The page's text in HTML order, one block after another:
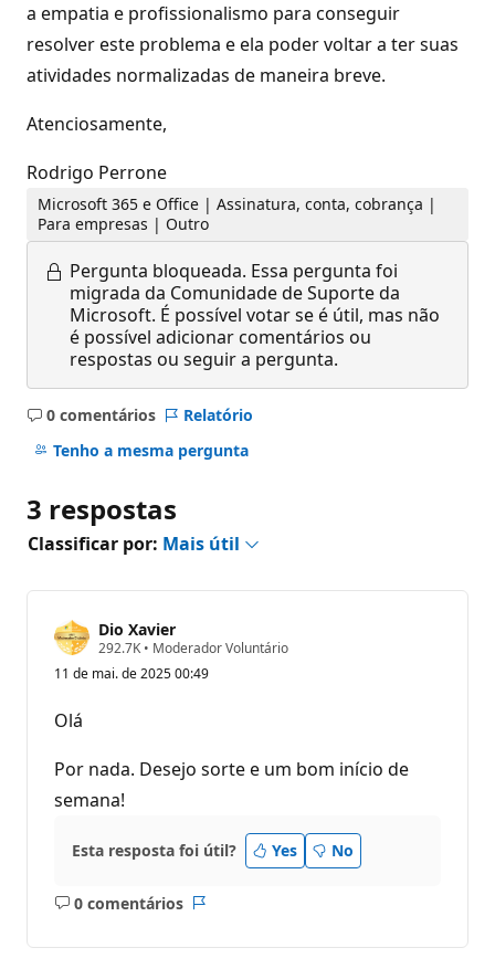
a empatia e profissionalismo para conseguir
resolver este problema e ela poder voltar a ter suas
atividades normalizadas de maneira breve.
Atenciosamente,
Rodrigo Perrone
Microsoft 365 e Office | Assinatura, conta, cobrança |
Para empresas | Outro
Pergunta bloqueada. Essa pergunta foi
migrada da Comunidade de Suporte da
Microsoft. É possível votar se é útil, mas não
é possível adicionar comentários ou
respostas ou seguir a pergunta.
0 comentários
Sem
comentários
Relatório
Tenho a mesma pergunta
3 respostas
Classificar por: Mais útil
Dio Xavier
292.7K P
n
e
r
t
a
ã
o
• Moderador Voluntário
11 de mai. de 2025 00:49
Olá
Por nada. Desejo sorte e um bom início de
semana!
Esta resposta foi útil? Yes No
0 comentários
Sem